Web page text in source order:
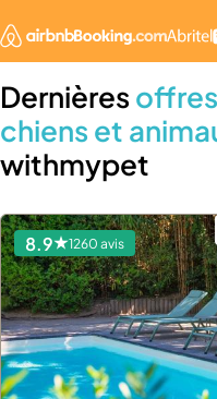
Dernières
chiens et
withmypet
8.9 1260 avis